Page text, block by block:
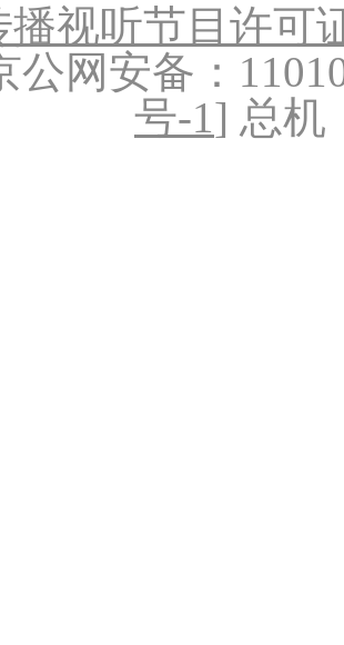
播视听节目许可
公网安备：
号-1] 总机